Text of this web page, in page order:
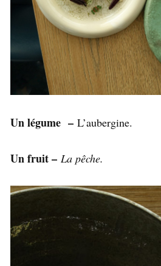
Un légume – L’aubergine.
Un fruit – La pêche.